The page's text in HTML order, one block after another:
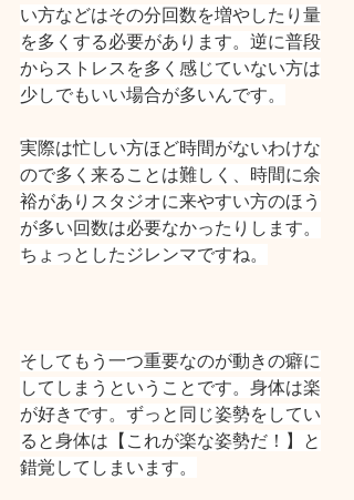
い方などはその分回数を増やしたり量
を多くする必要があります。逆に普段
からストレスを多く感じていない方は
少しでもいい場合が多いんです。
実際は忙しい方ほど時間がないわけな
ので多く来ることは難しく、時間に余
裕がありスタジオに来やすい方のほう
が多い回数は必要なかったりします。
ちょっとしたジレンマですね。
そしてもう一つ重要なのが動きの癖に
してしまうということです。身体は楽
が好きです。ずっと同じ姿勢をしてい
ると身体は【これが楽な姿勢だ！】と
錯覚してしまいます。